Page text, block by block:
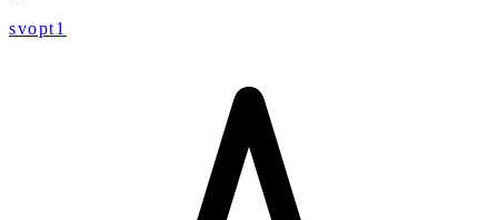
svopt1